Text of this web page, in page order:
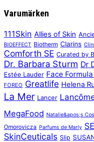
Varumärken
111Skin Allies of Skin
BIOEFFECT Biotherm Clarins
Comforth SE Curated by
Dr. Barbara Sturm Dr
Estée Lauder Face
FOREO Greatlife Helena
La Mer Lancer
MegaFood Natalie&apos;s
Omorovicza Parfums de Marly
SkinCeuticals Slip